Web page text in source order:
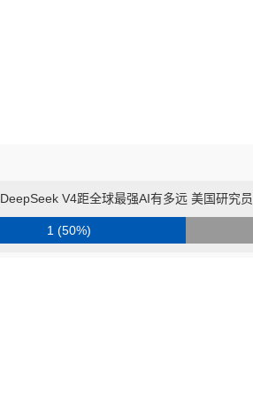
DeepSeek V4距全球最强AI有多远 美国研究
1 (50%)